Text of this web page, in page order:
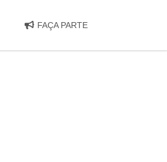
FAÇA PARTE